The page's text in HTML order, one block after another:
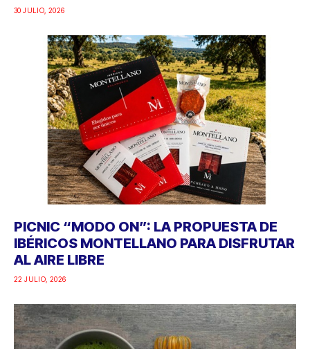
30 JULIO, 2026
PICNIC “MODO ON”: LA PROPUESTA DE
IBÉRICOS MONTELLANO PARA DISFRUTAR
AL AIRE LIBRE
22 JULIO, 2026